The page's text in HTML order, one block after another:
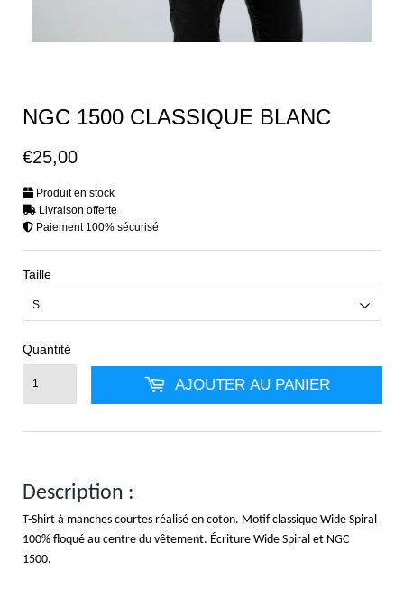
NGC 1500 CLASSIQUE BLANC
€25,00
Produit en stock
Livraison offerte
Paiement 100% sécurisé
Taille
Quantité
AJOUTER AU PANIER
Description :
T-Shirt à manches courtes réalisé en coton. Motif classique Wide Spiral
100% floqué au centre du vêtement. Écriture Wide Spiral et NGC
1500.